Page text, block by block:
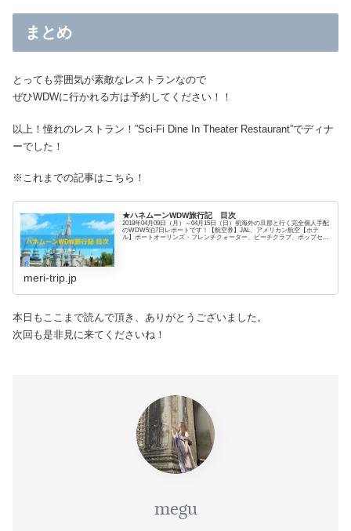
まとめ
とっても雰囲気が素敵なレストランなので
ぜひWDWに行かれる方は予約してください！！
以上！憧れのレストラン！”Sci-Fi Dine In Theater Restaurant”でディナ
ーでした！
※これまでの記事はこちら！
★ハネムーンWDW旅行記 目次
2018年04月09日（月）～04月15日（日）初海外の旦那と行く完全個人手配
のWDW5泊7日レポートです！【航空券】JAL、アメリカン航空【ホテ
ル】ポートオーリンズ・フレンチクォーター、ビーチクラブ、ポップセン
meri-trip.jp
本日もここまで読んで頂き、ありがとうございました。
次回も是非見に来てくださいね！
megu